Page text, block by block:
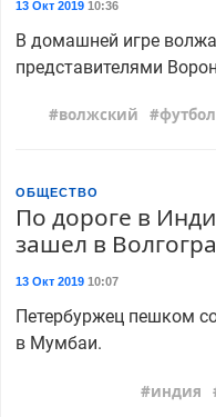
13 Окт 201910:36
В домашней игре
представителями
волжский футбол
ОБЩЕСТВО
По дороге в
зашел в
13 Окт 201910:07
Петербуржец пешком
в Мумбаи.
индия